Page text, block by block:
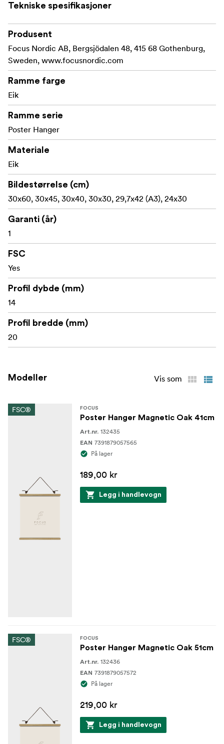
størrelsen 70x100 cm. Perfekt for alle rom i hjemmet
eller på kontoret, de forvandler veggene dine til et
fengslende galleri.
Materiale: Eik
Laget med FSC®-sertifiserte materialer, lisenskode FSC-
C211920, er dette produktet et bærekraftig valg som
bidrar til å beskytte skogene våre.
Tekniske spesifikasjoner
Produsent
Focus Nordic AB, Bergsjödalen 48, 415 68 Gothenburg,
Sweden, www.focusnordic.com
Ramme farge
Eik
Ramme serie
Poster Hanger
Materiale
Eik
Bildestørrelse (cm)
30x60, 30x45, 30x40, 30x30, 29,7x42 (A3), 24x30
Garanti (år)
1
FSC
Yes
Profil dybde (mm)
14
Profil bredde (mm)
20
Modeller Vis som
FSC® FOCUS
Poster Hanger Magnetic Oak 41cm
Art.nr. 132435
EAN 7391879057565
På lager
189,00 kr
Legg i handlevogn
FSC® FOCUS
Poster Hanger Magnetic Oak 51cm
Art.nr. 132436
EAN 7391879057572
På lager
219,00 kr
Legg i handlevogn